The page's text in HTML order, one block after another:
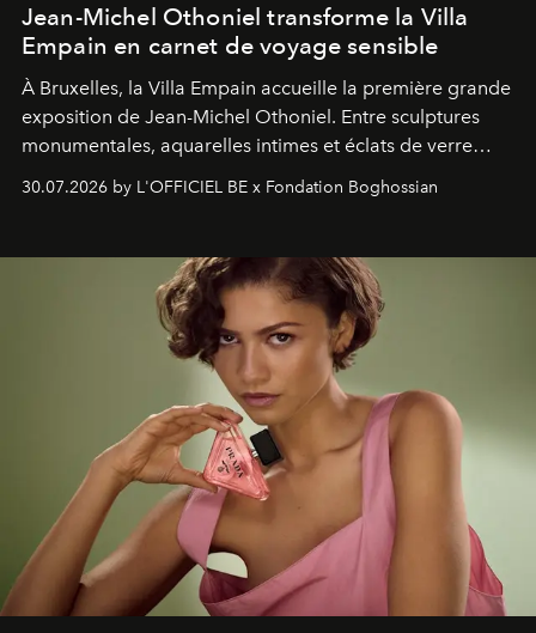
Jean-Michel Othoniel transforme la Villa
Empain en carnet de voyage sensible
À Bruxelles, la Villa Empain accueille la première grande
exposition de Jean-Michel Othoniel. Entre sculptures
monumentales, aquarelles intimes et éclats de verre
soufflé, l’artiste français compose un itinéraire
émotionnel où chaque œuvre devient le souvenir
émerveillement.
30.07.2026 by L'OFFICIEL BE x Fondation Boghossian